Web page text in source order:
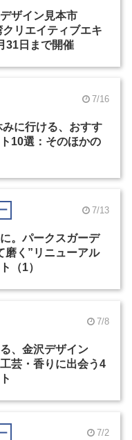
ザイン見本市
クリエイティブエキ
31日まで開催
7/16
に行ける、おすす
10選：そのほかの
7/13
。パークスガーデ
磨く”リニューアル
（1）
7/8
、金沢デザイン
芸・香りに出会う4
7/2